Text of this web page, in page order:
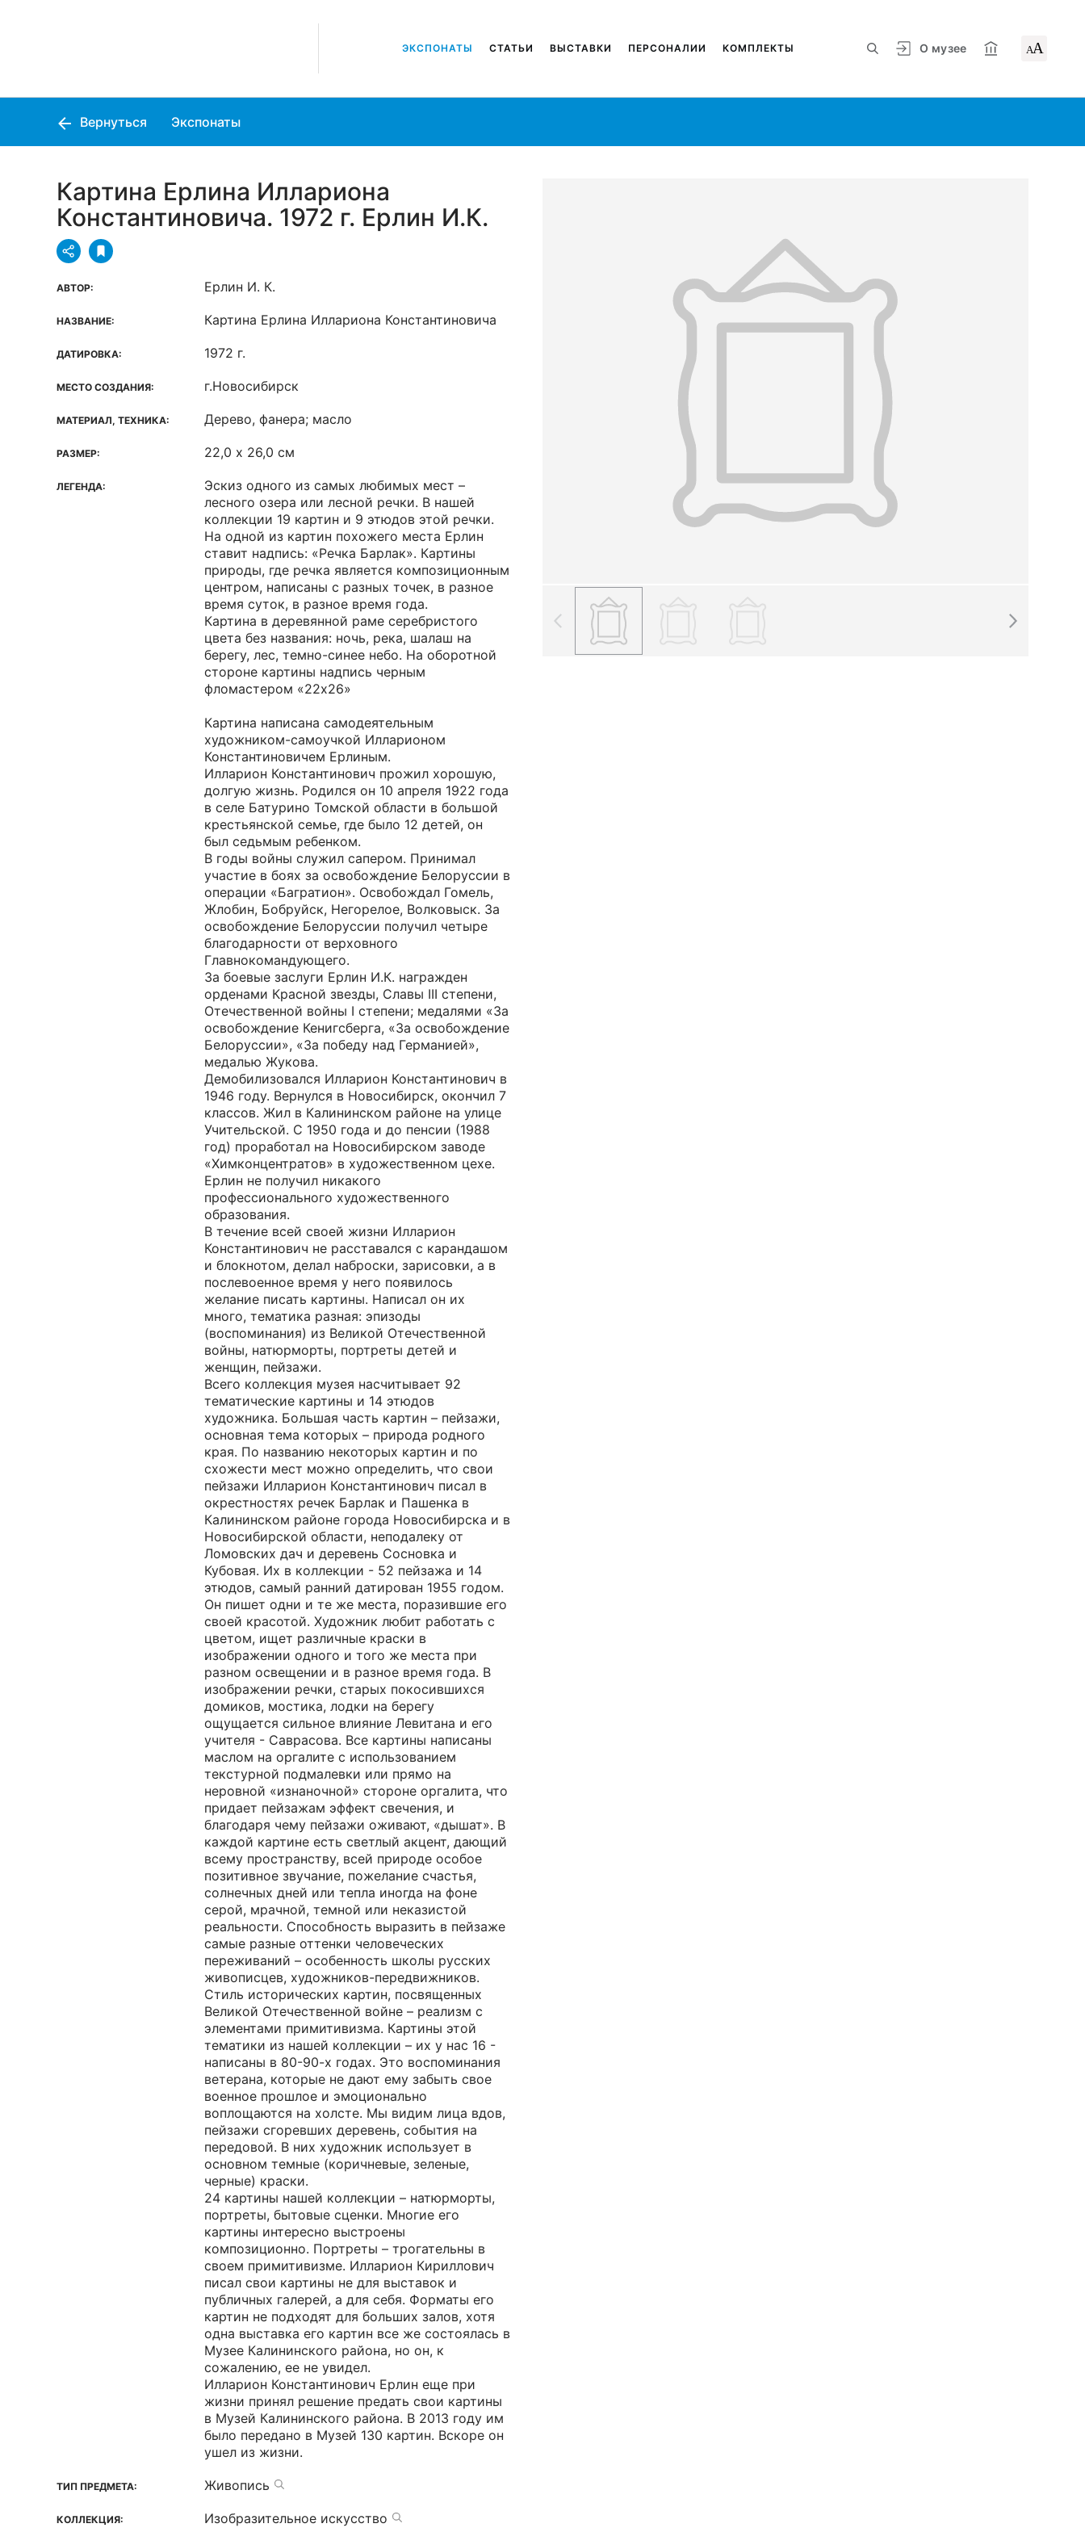
О музее АА
ЭКСПОНАТЫ СТАТЬИ ВЫСТАВКИ ПЕРСОНАЛИИ КОМПЛЕКТЫ
Вернуться Экспонаты
Картина Ерлина Иллариона
Константиновича. 1972 г. Ерлин И.К.
АВТОР: Ерлин И. К.
НАЗВАНИЕ: Картина Ерлина Иллариона Константиновича
ДАТИРОВКА: 1972 г.
МЕСТО СОЗДАНИЯ: г.Новосибирск
МАТЕРИАЛ, ТЕХНИКА: Дерево, фанера; масло
РАЗМЕР: 22,0 х 26,0 см
ЛЕГЕНДА:
Эскиз одного из самых любимых мест –
лесного озера или лесной речки. В нашей
коллекции 19 картин и 9 этюдов этой речки.
На одной из картин похожего места Ерлин
ставит надпись: «Речка Барлак». Картины
природы, где речка является композиционным
центром, написаны с разных точек, в разное
время суток, в разное время года.
Картина в деревянной раме серебристого
цвета без названия: ночь, река, шалаш на
берегу, лес, темно-синее небо. На оборотной
стороне картины надпись черным
фломастером «22х26»
Картина написана самодеятельным
художником-самоучкой Илларионом
Константиновичем Ерлиным.
Илларион Константинович прожил хорошую,
долгую жизнь. Родился он 10 апреля 1922 года
в селе Батурино Томской области в большой
крестьянской семье, где было 12 детей, он
был седьмым ребенком.
В годы войны служил сапером. Принимал
участие в боях за освобождение Белоруссии в
операции «Багратион». Освобождал Гомель,
Жлобин, Бобруйск, Негорелое, Волковыск. За
освобождение Белоруссии получил четыре
благодарности от верховного
Главнокомандующего.
За боевые заслуги Ерлин И.К. награжден
орденами Красной звезды, Славы III степени,
Отечественной войны I степени; медалями «За
освобождение Кенигсберга, «За освобождение
Белоруссии», «За победу над Германией»,
медалью Жукова.
Демобилизовался Илларион Константинович в
1946 году. Вернулся в Новосибирск, окончил 7
классов. Жил в Калининском районе на улице
Учительской. С 1950 года и до пенсии (1988
год) проработал на Новосибирском заводе
«Химконцентратов» в художественном цехе.
Ерлин не получил никакого
профессионального художественного
образования.
В течение всей своей жизни Илларион
Константинович не расставался с карандашом
и блокнотом, делал наброски, зарисовки, а в
послевоенное время у него появилось
желание писать картины. Написал он их
много, тематика разная: эпизоды
(воспоминания) из Великой Отечественной
войны, натюрморты, портреты детей и
женщин, пейзажи.
Всего коллекция музея насчитывает 92
тематические картины и 14 этюдов
художника. Большая часть картин – пейзажи,
основная тема которых – природа родного
края. По названию некоторых картин и по
схожести мест можно определить, что свои
пейзажи Илларион Константинович писал в
окрестностях речек Барлак и Пашенка в
Калининском районе города Новосибирска и в
Новосибирской области, неподалеку от
Ломовских дач и деревень Сосновка и
Кубовая. Их в коллекции - 52 пейзажа и 14
этюдов, самый ранний датирован 1955 годом.
Он пишет одни и те же места, поразившие его
своей красотой. Художник любит работать с
цветом, ищет различные краски в
изображении одного и того же места при
разном освещении и в разное время года. В
изображении речки, старых покосившихся
домиков, мостика, лодки на берегу
ощущается сильное влияние Левитана и его
учителя - Саврасова. Все картины написаны
маслом на оргалите с использованием
текстурной подмалевки или прямо на
неровной «изнаночной» стороне оргалита, что
придает пейзажам эффект свечения, и
благодаря чему пейзажи оживают, «дышат». В
каждой картине есть светлый акцент, дающий
всему пространству, всей природе особое
позитивное звучание, пожелание счастья,
солнечных дней или тепла иногда на фоне
серой, мрачной, темной или неказистой
реальности. Способность выразить в пейзаже
самые разные оттенки человеческих
переживаний – особенность школы русских
живописцев, художников-передвижников.
Стиль исторических картин, посвященных
Великой Отечественной войне – реализм с
элементами примитивизма. Картины этой
тематики из нашей коллекции – их у нас 16 -
написаны в 80-90-х годах. Это воспоминания
ветерана, которые не дают ему забыть свое
военное прошлое и эмоционально
воплощаются на холсте. Мы видим лица вдов,
пейзажи сгоревших деревень, события на
передовой. В них художник использует в
основном темные (коричневые, зеленые,
черные) краски.
24 картины нашей коллекции – натюрморты,
портреты, бытовые сценки. Многие его
картины интересно выстроены
композиционно. Портреты – трогательны в
своем примитивизме. Илларион Кириллович
писал свои картины не для выставок и
публичных галерей, а для себя. Форматы его
картин не подходят для больших залов, хотя
одна выставка его картин все же состоялась в
Музее Калининского района, но он, к
сожалению, ее не увидел.
Илларион Константинович Ерлин еще при
жизни принял решение предать свои картины
в Музей Калининского района. В 2013 году им
было передано в Музей 130 картин. Вскоре он
ушел из жизни.
ТИП ПРЕДМЕТА: Живопись
КОЛЛЕКЦИЯ: Изобразительное искусство